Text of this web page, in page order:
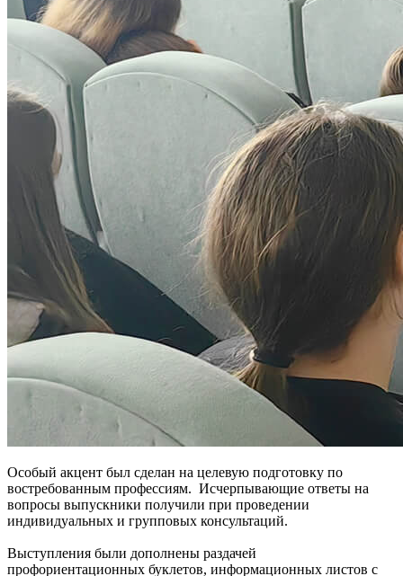
Особый акцент был сделан на целевую подготовку по
востребованным профессиям. Исчерпывающие ответы на
вопросы выпускники получили при проведении
индивидуальных и групповых консультаций.
Выступления были дополнены раздачей
профориентационных буклетов, информационных листов с